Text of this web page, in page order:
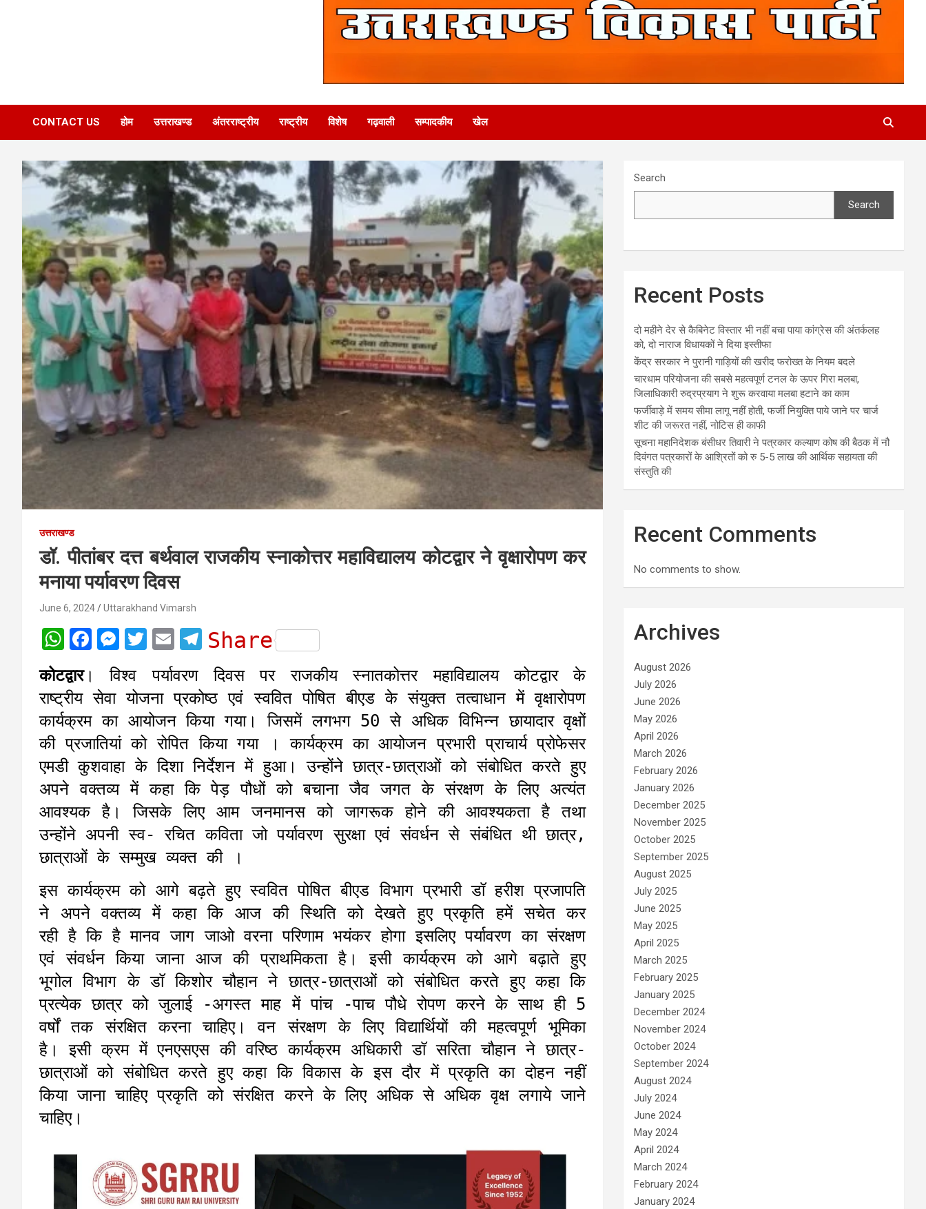
CONTACT US होम उत्तराखण्ड अंतरराष्ट्रीय राष्ट्रीय विशेष गढ़वाली सम्पादकीय खेल
उत्तराखण्ड
डॉ. पीतांबर दत्त बर्थवाल राजकीय स्नाकोत्तर महाविद्यालय कोटद्वार ने वृक्षारोपण कर
मनाया पर्यावरण दिवस
June 6, 2024 Uttarakhand Vimarsh
W
a
t
s
A
p
p
F
c
e
b
o
o
k
M
s
s
e
n
g
e
T
i
t
t
e
r
E
a
i
l
T
e
l
e
g
r
a
m
Share
कोटद्वार। विश्व पर्यावरण दिवस पर राजकीय स्नातकोत्तर महाविद्यालय कोटद्वार के
राष्ट्रीय सेवा योजना प्रकोष्ठ एवं स्ववित पोषित बीएड के संयुक्त तत्वाधान में वृक्षारोपण
कार्यक्रम का आयोजन किया गया। जिसमें लगभग 50 से अधिक विभिन्न छायादार वृक्षों
की प्रजातियां को रोपित किया गया । कार्यक्रम का आयोजन प्रभारी प्राचार्य प्रोफेसर
एमडी कुशवाहा के दिशा निर्देशन में हुआ। उन्होंने छात्र-छात्राओं को संबोधित करते हुए
अपने वक्तव्य में कहा कि पेड़ पौधों को बचाना जैव जगत के संरक्षण के लिए अत्यंत
आवश्यक है। जिसके लिए आम जनमानस को जागरूक होने की आवश्यकता है तथा
उन्होंने अपनी स्व- रचित कविता जो पर्यावरण सुरक्षा एवं संवर्धन से संबंधित थी छात्र,
छात्राओं के सम्मुख व्यक्त की ।
इस कार्यक्रम को आगे बढ़ते हुए स्ववित पोषित बीएड विभाग प्रभारी डॉ हरीश प्रजापति
ने अपने वक्तव्य में कहा कि आज की स्थिति को देखते हुए प्रकृति हमें सचेत कर
रही है कि है मानव जाग जाओ वरना परिणाम भयंकर होगा इसलिए पर्यावरण का संरक्षण
एवं संवर्धन किया जाना आज की प्राथमिकता है। इसी कार्यक्रम को आगे बढ़ाते हुए
भूगोल विभाग के डॉ किशोर चौहान ने छात्र-छात्राओं को संबोधित करते हुए कहा कि
प्रत्येक छात्र को जुलाई -अगस्त माह में पांच -पाच पौधे रोपण करने के साथ ही 5
वर्षों तक संरक्षित करना चाहिए। वन संरक्षण के लिए विद्यार्थियों की महत्वपूर्ण भूमिका
है। इसी क्रम में एनएसएस की वरिष्ठ कार्यक्रम अधिकारी डॉ सरिता चौहान ने छात्र-
छात्राओं को संबोधित करते हुए कहा कि विकास के इस दौर में प्रकृति का दोहन नहीं
किया जाना चाहिए प्रकृति को संरक्षित करने के लिए अधिक से अधिक वृक्ष लगाये जाने
चाहिए।
Search
Search
Recent Posts
दो महीने देर से कैबिनेट विस्तार भी नहीं बचा पाया कांग्रेस की अंतर्कलह
को, दो नाराज विधायकों ने दिया इस्तीफा
केंद्र सरकार ने पुरानी गाड़ियों की खरीद फरोख्त के नियम बदले
चारधाम परियोजना की सबसे महत्वपूर्ण टनल के ऊपर गिरा मलबा,
जिलाधिकारी रुद्रप्रयाग ने शुरू करवाया मलबा हटाने का काम
फर्जीवाड़े में समय सीमा लागू नहीं होती, फर्जी नियुक्ति पाये जाने पर चार्ज
शीट की जरूरत नहीं, नोटिस ही काफी
सूचना महानिदेशक बंसीधर तिवारी ने पत्रकार कल्याण कोष की बैठक में नौ
दिवंगत पत्रकारों के आश्रितों को रु 5-5 लाख की आर्थिक सहायता की
संस्तुति की
Recent Comments
No comments to show.
Archives
August 2026
July 2026
June 2026
May 2026
April 2026
March 2026
February 2026
January 2026
December 2025
November 2025
October 2025
September 2025
August 2025
July 2025
June 2025
May 2025
April 2025
March 2025
February 2025
January 2025
December 2024
November 2024
October 2024
September 2024
August 2024
July 2024
June 2024
May 2024
April 2024
March 2024
February 2024
January 2024